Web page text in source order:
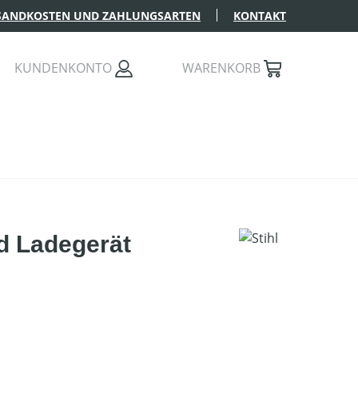
UND ZAHLUNGSARTEN KONTAKT
KUNDENKONTO WARENKORB
Ladegerät